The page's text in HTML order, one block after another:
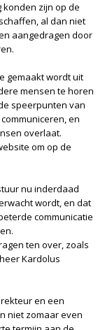
zijn op de
al dan niet
aangedragen door
gemaakt wordt uit
mensen te horen
speerpunten van
en
overlaat.
om op de
nu inderdaad
wordt, en dat
communicatie
ten over, zoals
Kardolus
en een
niet zomaar even